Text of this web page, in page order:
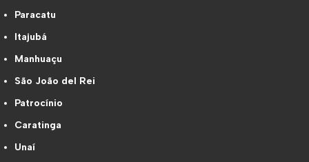
Paracatu
Itajubá
Manhuaçu
São João del Rei
Patrocínio
Caratinga
Unaí